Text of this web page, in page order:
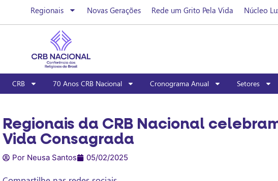
Regionais Novas Gerações Rede um Grito Pela Vida Núcleo
CRB 70 Anos CRB Nacional Cronograma Anual Setores
Regionais da CRB Nacional
Vida Consagrada
Por Neusa Santos 05/02/2025